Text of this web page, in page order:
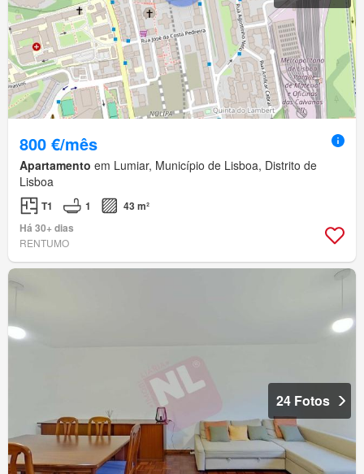
800 €/mês
Apartamento em Lumiar, Município de Lisboa, Distrito de
Lisboa
T1 1
43 m²
Há 30+ dias
RENTUMO
24 Fotos